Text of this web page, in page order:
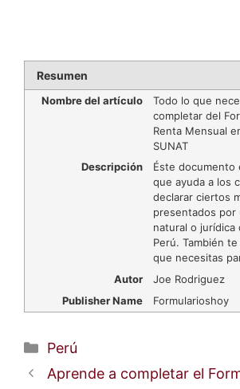
Resumen
Nombre del artículo
Todo lo que
completar del
Renta Mensual
SUNAT
Descripción
Éste documento
que ayuda a los
declarar ciertos
presentados por
natural o jurídica
Perú. También
que necesitas
Autor
Joe Rodriguez
Publisher Name
Formularioshoy
Categorías
Perú
Aprende a completar el